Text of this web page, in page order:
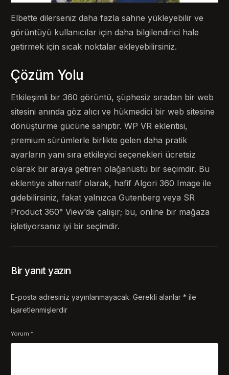
Elbette dilerseniz daha fazla sahne yükleyebilir ve
görüntüyü kullanıcılar için daha bilgilendirici hale
getirmek için sıcak noktalar ekleyebilirsiniz.
Çözüm Yolu
Etkileşimli bir 360 görüntü, şüphesiz sıradan bir web
sitesini anında göz alıcı ve hükmedici bir web sitesine
dönüştürme gücüne sahiptir. WP VR eklentisi,
premium sürümlerle birlikte gelen daha pratik
ayarların yanı sıra etkileyici seçenekleri ücretsiz
olarak bir araya getiren olağanüstü bir seçimdir. Bu
eklentiye alternatif olarak, hafif Algori 360 Image ile
gidebilirsiniz, fakat yalnızca Gutenberg veya SR
Product 360° View’de çalışır; bu, online bir mağaza
işletiyorsanız iyi bir seçimdir.
Bir yanıt yazın
E-posta adresiniz yayınlanmayacak. Gerekli alanlar* ile
işaretlenmişlerdir
Yorum*